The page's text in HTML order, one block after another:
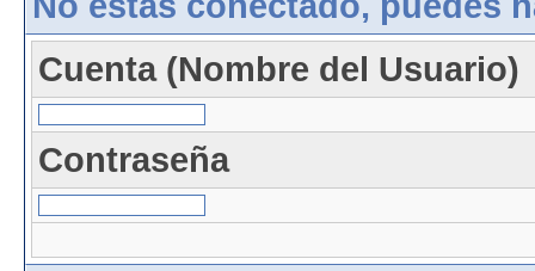
Cuenta (Nombre del Usuario)
Contraseña